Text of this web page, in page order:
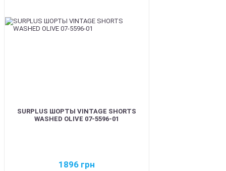
SURPLUS ШОРТЫ VINTAGE SHORTS
WASHED OLIVE 07-5596-01
1896 грн